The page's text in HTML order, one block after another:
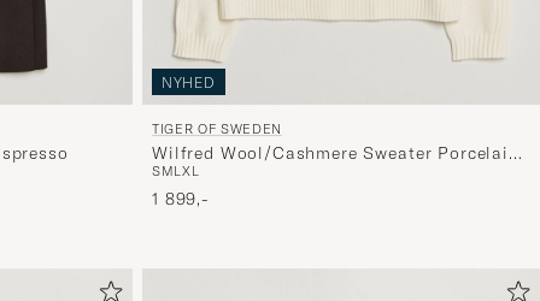
NYHED
TIGER OF SWEDEN
Wilfred Wool/Cashmere Sweater Porcelain
Cream
SMLXL
1 899,-